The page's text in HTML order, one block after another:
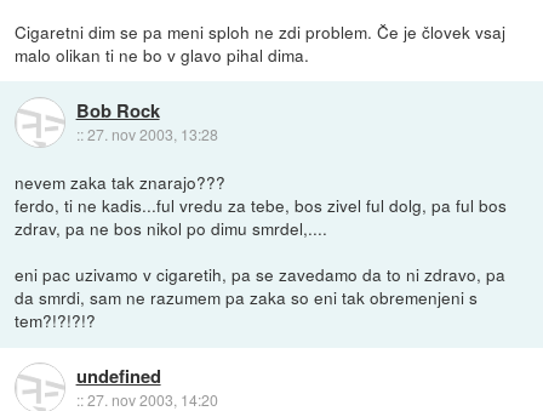
Cigaretni dim se pa meni sploh ne zdi problem. Če je človek vsaj
malo olikan ti ne bo v glavo pihal dima.
Bob Rock
::27. nov 2003, 13:28
nevem zaka tak znarajo???
ferdo, ti ne kadis...ful vredu za tebe, bos zivel ful dolg, pa ful bos
zdrav, pa ne bos nikol po dimu smrdel,....
eni pac uzivamo v cigaretih, pa se zavedamo da to ni zdravo, pa
da smrdi, sam ne razumem pa zaka so eni tak obremenjeni s
tem?!?!?!?
undefined
::27. nov 2003, 14:20